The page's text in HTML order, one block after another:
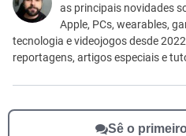
Outro
as principais novidades
Apple, PCs, wearables,
tecnologia e videojogos desde
reportagens, artigos especiais e
Sê o